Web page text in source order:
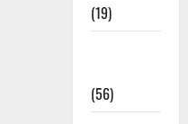
(19)
(56)